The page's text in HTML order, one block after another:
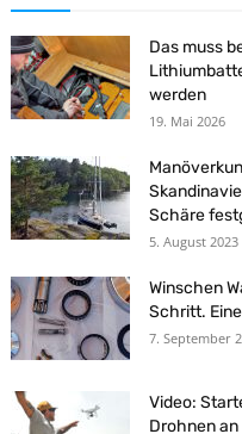
Das muss
werden
19. Mai 2026
Schäre
5. August 2023
Winschen
Schritt.
7. September
Video:
Drohnen